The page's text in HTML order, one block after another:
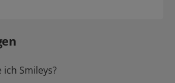
ich Smileys?